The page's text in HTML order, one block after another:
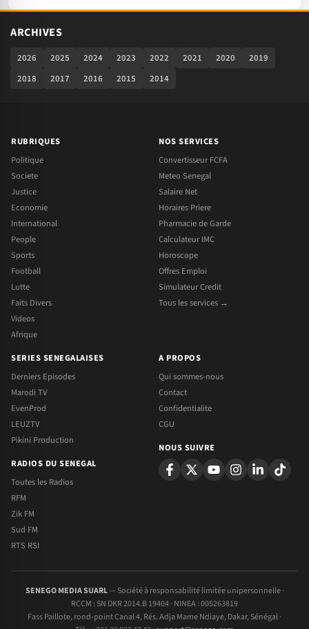
ARCHIVES
2026 2025 2024 2023 2022 2021 2020
2019
2018
2017 2016 2015 2014
RUBRIQUES
Politique
Societe
Justice
Economie
International
People
Sports
Football
Lutte
Faits Divers
Videos
Afrique
NOS SERVICES
Convertisseur FCFA
Meteo Senegal
Salaire Net
Horaires Priere
Pharmacie de Garde
Calculateur IMC
Horoscope
Offres Emploi
Simulateur Credit
Tous les services →
SERIES SENEGALAISES
Derniers Episodes
Marodi TV
EvenProd
LEUZTV
Pikini Production
RADIOS DU SENEGAL
Toutes les Radios
RFM
Zik FM
Sud FM
RTS RSI
A PROPOS
Qui sommes-nous
Contact
Confidentialite
CGU
NOUS SUIVRE
SENEGO MEDIA SUARL— Société à responsabilité limitée unipersonnelle ·
RCCM : SN DKR 2014.B 19404 · NINEA : 005263819
Fass Paillote, rond-point Canal 4, Rés. Adja Mame Ndiaye, Dakar, Sénégal ·